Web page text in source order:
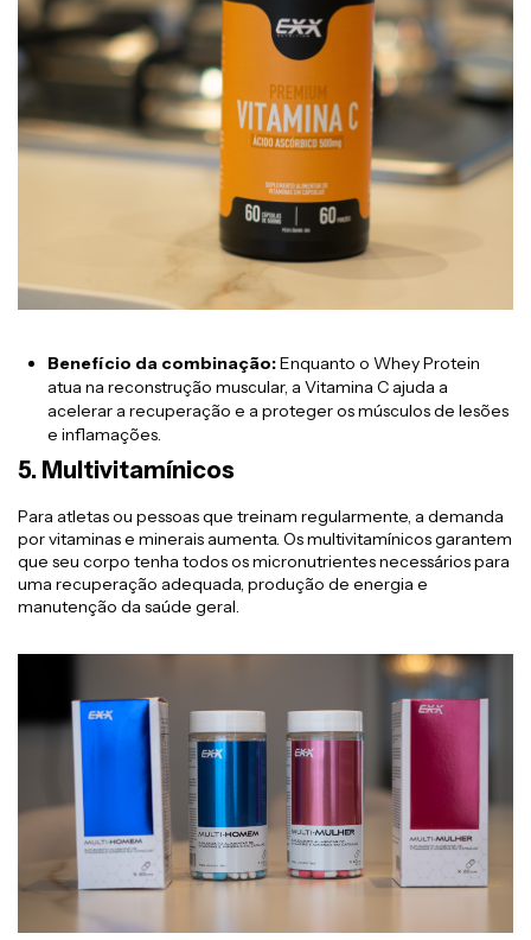
Benefício da combinação:Enquanto o Whey Protein
atua na reconstrução muscular, a Vitamina C ajuda a
acelerar a recuperação e a proteger os músculos de lesões
e inflamações.
5. Multivitamínicos
Para atletas ou pessoas que treinam regularmente, a demanda
por vitaminas e minerais aumenta. Os multivitamínicos garantem
que seu corpo tenha todos os micronutrientes necessários para
uma recuperação adequada, produção de energia e
manutenção da saúde geral.